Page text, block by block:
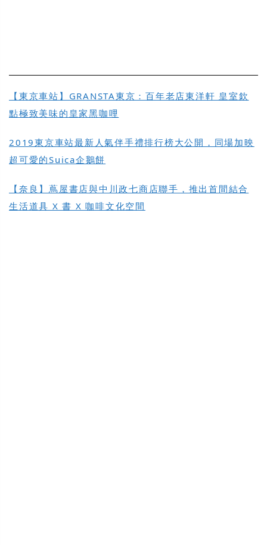
【東京車站】GRANSTA東京：百年老店東洋軒 皇室欽
點極致美味的皇家黑咖哩
2019東京車站最新人氣伴手禮排行榜大公開，同場加映
超可愛的Suica企鵝餅
【奈良】蔦屋書店與中川政七商店聯手，推出首間結合
生活道具 X 書 X 咖啡文化空間